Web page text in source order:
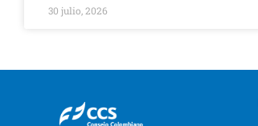
30 julio, 2026